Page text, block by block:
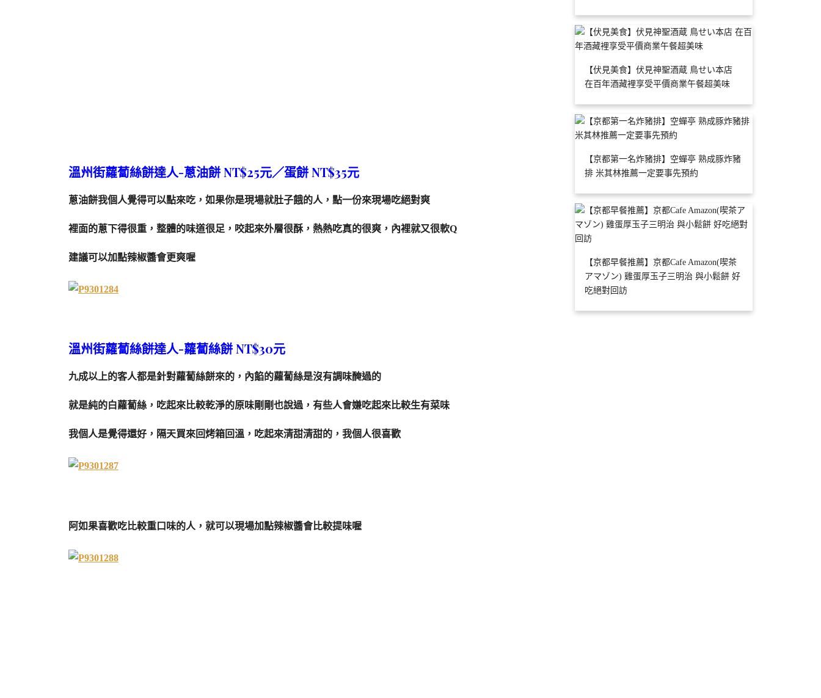
溫州街蘿蔔絲餅達人-蔥油餅 NT$25元／蛋餅 NT$35元
蔥油餅我個人覺得可以點來吃，如果你是現場就肚子餓的人，點一份來現場吃絕對爽
裡面的蔥下得很重，整體的味道很足，咬起來外層很酥，熱熱吃真的很爽，內裡就又很軟Q
建議可以加點辣椒醬會更爽喔
溫州街蘿蔔絲餅達人-蘿蔔絲餅 NT$30元
九成以上的客人都是針對蘿蔔絲餅來的，內餡的蘿蔔絲是沒有調味醃過的
就是純的白蘿蔔絲，吃起來比較乾淨的原味剛剛也說過，有些人會嫌吃起來比較生有菜味
我個人是覺得還好，隔天買來回烤箱回溫，吃起來清甜清甜的，我個人很喜歡
阿如果喜歡吃比較重口味的人，就可以現場加點辣椒醬會比較提味喔
【伏見美食】伏見神聖酒蔵 鳥せい本店
在百年酒藏裡享受平價商業午餐超美味
【京都第一名炸豬排】空蟬亭 熟成豚炸豬
排 米其林推薦一定要事先預約
【京都早餐推薦】京都Cafe Amazon(喫茶
アマゾン) 雞蛋厚玉子三明治 與小鬆餅 好
吃絕對回訪